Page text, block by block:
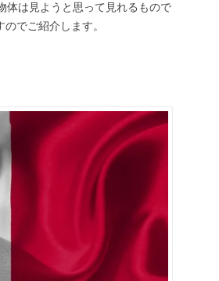
体は見ようと思って見れるもので
でご紹介します。